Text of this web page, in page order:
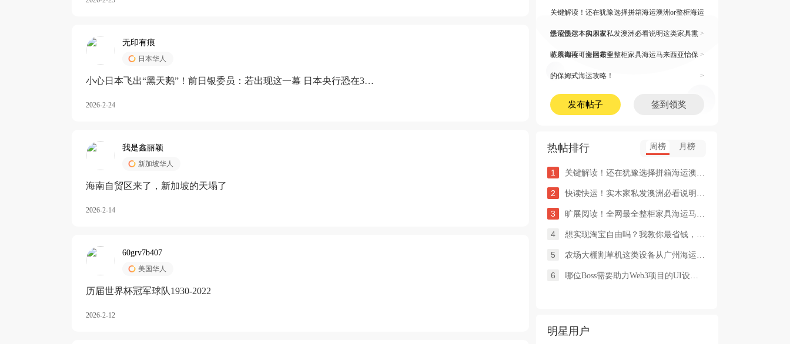
无印有痕
日本华人
小心日本飞出“黑天鹅”！前日银委员：若出现这一幕 日本央行恐在3月
2026-2-24
我是鑫丽颖
新加坡华人
海南自贸区来了，新加坡的天塌了
2026-2-14
60grv7b407
美国华人
历届世界杯冠军球队1930-2022
2026-2-12
关键解读！还在犹豫选择拼箱海运澳洲or整柜海运
悉尼墨尔本的朋友 >
快读快运！实木家私发澳洲必看说明这类家具熏
蒸杀毒再可海运布里 >
旷展阅读！全网最全整柜家具海运马来西亚怡保
的保姆式海运攻略！ >
发布帖子 签到领奖
热帖排行 周榜 月榜
1 关键解读！还在犹豫选择拼箱海运澳洲or整柜海运悉尼墨尔本的朋友
2 快读快运！实木家私发澳洲必看说明这类家具熏蒸杀毒再可海运布里
3 旷展阅读！全网最全整柜家具海运马来西亚怡保的保姆式海运攻略！
4 想实现淘宝自由吗？我教你最省钱，最方便的方法
5 农场大棚割草机这类设备从广州海运到澳洲堪培拉过海关需要提供什
6 哪位Boss需要助力Web3项目的UI设计，或qian
明星用户